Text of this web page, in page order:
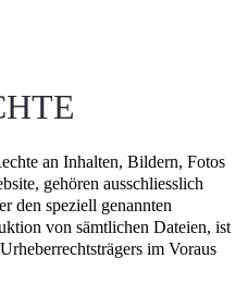
an Inhalten, Bildern, Fotos
gehören ausschliesslich
den speziell genannten
von sämtlichen Dateien, ist
im Voraus